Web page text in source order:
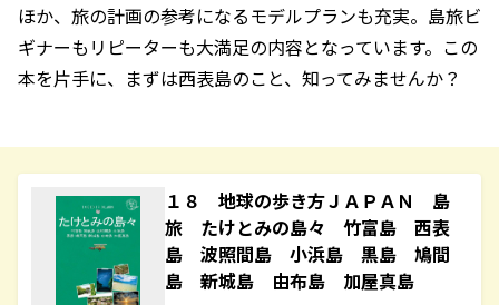
ほか、旅の計画の参考になるモデルプランも充実。島旅ビ
ギナーもリピーターも大満足の内容となっています。この
本を片手に、まずは西表島のこと、知ってみませんか？
１８ 地球の歩き方ＪＡＰＡＮ 島
旅 たけとみの島々 竹富島 西表
島 波照間島 小浜島 黒島 鳩間
島 新城島 由布島 加屋真島